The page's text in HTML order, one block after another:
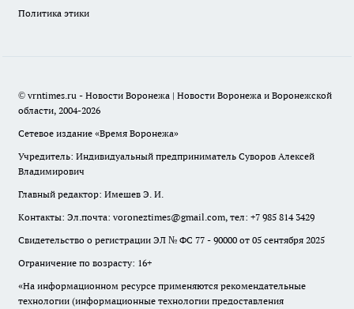
Политика этики
© vrntimes.ru - Новости Воронежа | Новости Воронежа и Воронежской
области, 2004-2026
Сетевое издание «Время Воронежа»
Учредитель: Индивидуальный предприниматель Суворов Алексей
Владимирович
Главный редактор: Имешев Э. И.
Контакты: Эл.почта: voroneztimes@gmail.com, тел: +7 985 814 3429
Свидетельство о регистрации ЭЛ № ФС 77 - 90000 от 05 сентября 2025
Ограничение по возрасту: 16+
«На информационном ресурсе применяются рекомендательные
технологии (информационные технологии предоставления